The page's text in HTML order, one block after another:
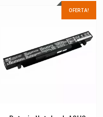
OFERTA!